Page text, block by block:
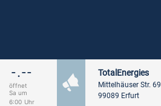
-.--
öffnet
Sa um
6:00 Uhr
TotalEnergies
Mittelhäuser Str. 69
99089 Erfurt